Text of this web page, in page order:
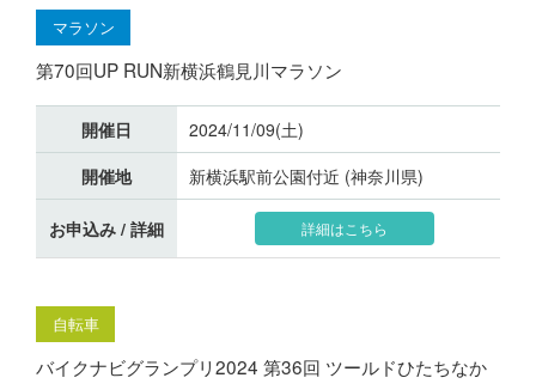
マラソン
第70回UP RUN新横浜鶴見川マラソン
開催日
2024/11/09(土)
開催地
新横浜駅前公園付近 (神奈川県)
お申込み / 詳細 詳細はこちら
自転車
バイクナビグランプリ2024 第36回 ツールドひたちなか